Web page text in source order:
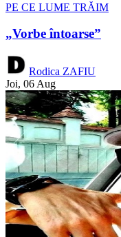
PE CE LUME TRĂIM
„Vorbe întoarse”
Rodica ZAFIU
Joi, 06 Aug